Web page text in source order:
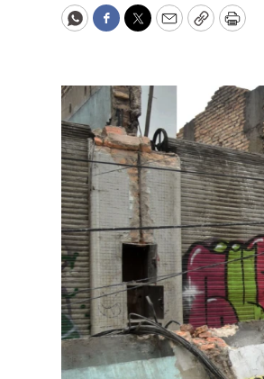
WhatsApp
Facebook
Twitter
EmailCopyPrint